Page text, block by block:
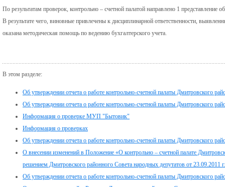
По результатам проверок, контрольно – счетной палатой направлено 1 представление
В результате чего, виновные привлечены к дисциплинарной ответственности,
оказана методическая помощь по ведению бухгалтерского учета.
В этом разделе:
Об утверждении отчета о работе контрольно-счетной палаты Дмитровского
Об утверждении отчета о работе контрольно-счетной палаты Дмитровского
Информация о проверке МУП "Бытовик"
Информация о проверках
Об утверждении отчета о работе контрольно-счетной палаты Дмитровского
О внесении изменений в Положение «О контрольно – счетной палате
решением Дмитровского районного Совета народных депутатов от
Об утверждении отчета о работе контрольно-счетной палаты Дмитровского